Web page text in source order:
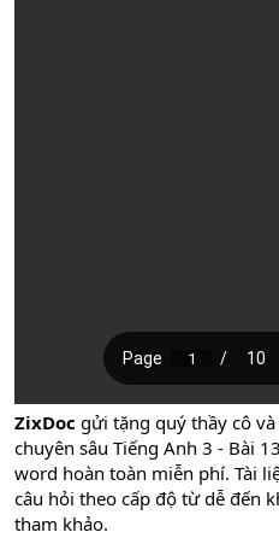
ZixDoc gửi tặng quý thầy cô
chuyên sâu Tiếng Anh 3 - Bài
word hoàn toàn miễn phí. Tài
câu hỏi theo cấp độ từ dễ đến
tham khảo.